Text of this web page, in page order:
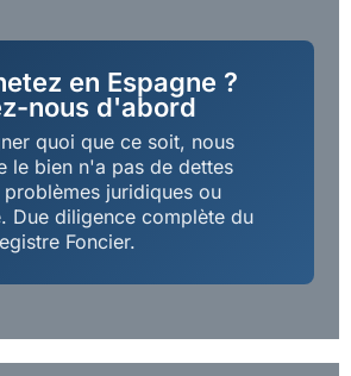
en Espagne ?
nous d'abord
quoi que ce soit, nous
le bien n'a pas de dettes
juridiques ou
Due diligence complète du
Foncier.